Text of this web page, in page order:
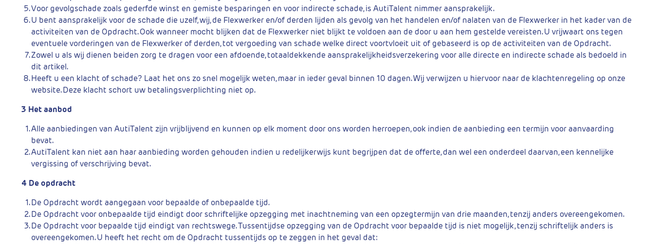
Voor gevolgschade zoals gederfde winst en gemiste besparingen en voor indirecte schade, is AutiTalent nimmer aansprakelijk.
U bent aansprakelijk voor de schade die uzelf, wij, de Flexwerker en/of derden lijden als gevolg van het handelen en/of nalaten van de Flexwerker in het kader van de
activiteiten van de Opdracht. Ook wanneer mocht blijken dat de Flexwerker niet blijkt te voldoen aan de door u aan hem gestelde vereisten. U vrijwaart ons tegen
eventuele vorderingen van de Flexwerker of derden, tot vergoeding van schade welke direct voortvloeit uit of gebaseerd is op de activiteiten van de Opdracht.
Zowel u als wij dienen beiden zorg te dragen voor een afdoende, totaaldekkende aansprakelijkheidsverzekering voor alle directe en indirecte schade als bedoeld in
dit artikel.
Heeft u een klacht of schade? Laat het ons zo snel mogelijk weten, maar in ieder geval binnen 10 dagen. Wij verwijzen u hiervoor naar de klachtenregeling op onze
website. Deze klacht schort uw betalingsverplichting niet op.
3 Het aanbod
Alle aanbiedingen van AutiTalent zijn vrijblijvend en kunnen op elk moment door ons worden herroepen, ook indien de aanbieding een termijn voor aanvaarding
bevat.
AutiTalent kan niet aan haar aanbieding worden gehouden indien u redelijkerwijs kunt begrijpen dat de offerte, dan wel een onderdeel daarvan, een kennelijke
vergissing of verschrijving bevat.
4 De opdracht
De Opdracht wordt aangegaan voor bepaalde of onbepaalde tijd.
De Opdracht voor onbepaalde tijd eindigt door schriftelijke opzegging met inachtneming van een opzegtermijn van drie maanden, tenzij anders overeengekomen.
De Opdracht voor bepaalde tijd eindigt van rechtswege. Tussentijdse opzegging van de Opdracht voor bepaalde tijd is niet mogelijk, tenzij schriftelijk anders is
overeengekomen. U heeft het recht om de Opdracht tussentijds op te zeggen in het geval dat: